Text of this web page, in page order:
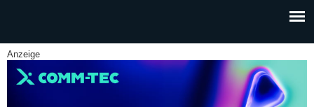
Anzeige